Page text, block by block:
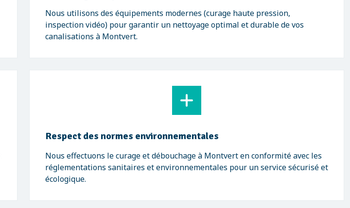
Nous utilisons des équipements modernes (curage haute pression,
inspection vidéo) pour garantir un nettoyage optimal et durable de vos
canalisations à Montvert.
Respect des normes environnementales
Nous effectuons le curage et débouchage à Montvert en conformité avec les
réglementations sanitaires et environnementales pour un service sécurisé et
écologique.